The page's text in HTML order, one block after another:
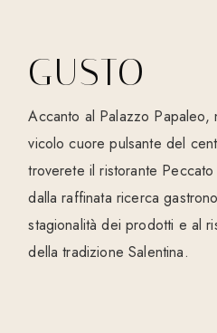
GUSTO
Accanto al Palazzo Papaleo,
vicolo cuore pulsante del
troverete il ristorante
dalla raffinata ricerca
stagionalità dei prodotti e al
della tradizione Salentina.